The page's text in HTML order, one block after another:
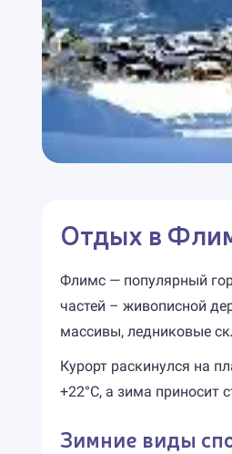
Отдых в
Флимс — популярный
частей – живописной
массивы, ледниковые
Курорт раскинулся на
+22°C, а зима приносит
Зимние виды